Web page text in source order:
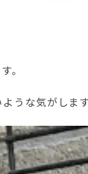
。
うな気がします